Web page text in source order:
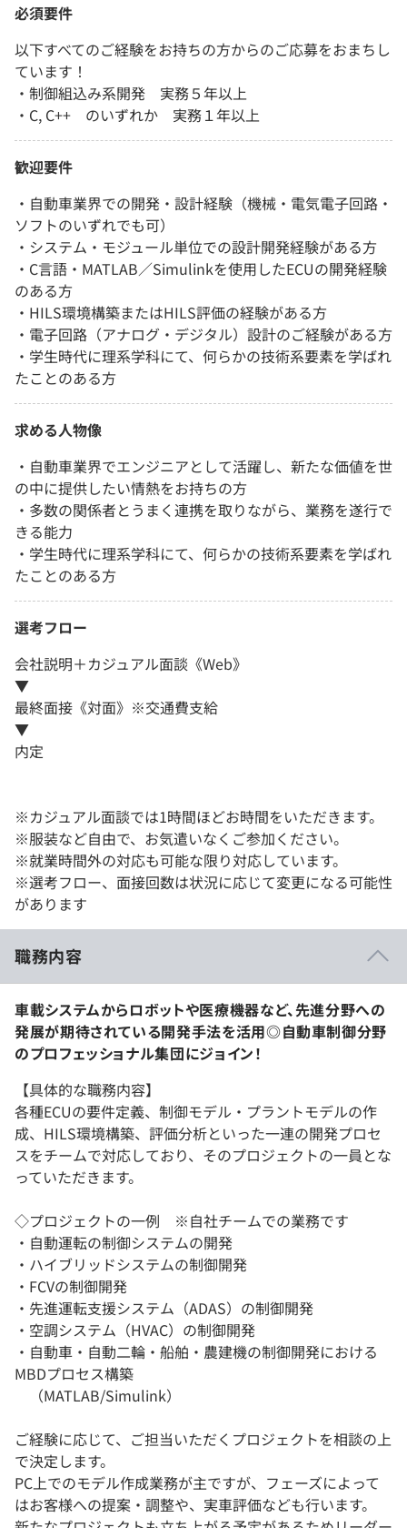
必須要件
以下すべてのご経験をお持ちの方からのご応募をおまちし
ています！
・制御組込み系開発 実務５年以上
・C, C++ のいずれか 実務１年以上
歓迎要件
・自動車業界での開発・設計経験（機械・電気電子回路・
ソフトのいずれでも可）
・システム・モジュール単位での設計開発経験がある方
・C言語・MATLAB／Simulinkを使用したECUの開発経験
のある方
・HILS環境構築またはHILS評価の経験がある方
・電子回路（アナログ・デジタル）設計のご経験がある方
・学生時代に理系学科にて、何らかの技術系要素を学ばれ
たことのある方
求める人物像
・自動車業界でエンジニアとして活躍し、新たな価値を世
の中に提供したい情熱をお持ちの方
・多数の関係者とうまく連携を取りながら、業務を遂行で
きる能力
・学生時代に理系学科にて、何らかの技術系要素を学ばれ
たことのある方
選考フロー
会社説明＋カジュアル面談《Web》
▼
最終面接《対面》※交通費支給
▼
内定
※カジュアル面談では1時間ほどお時間をいただきます。
※服装など自由で、お気遣いなくご参加ください。
※就業時間外の対応も可能な限り対応しています。
※選考フロー、面接回数は状況に応じて変更になる可能性
があります
職務内容
車載システムからロボットや医療機器など、先進分野への
発展が期待されている開発手法を活用◎自動車制御分野
のプロフェッショナル集団にジョイン！
【具体的な職務内容】
各種ECUの要件定義、制御モデル・プラントモデルの作
成、HILS環境構築、評価分析といった一連の開発プロセ
スをチームで対応しており、そのプロジェクトの一員とな
っていただきます。
◇プロジェクトの一例 ※自社チームでの業務です
・自動運転の制御システムの開発
・ハイブリッドシステムの制御開発
・FCVの制御開発
・先進運転支援システム（ADAS）の制御開発
・空調システム（HVAC）の制御開発
・自動車・自動二輪・船舶・農建機の制御開発における
MBDプロセス構築
（MATLAB/Simulink）
ご経験に応じて、ご担当いただくプロジェクトを相談の上
で決定します。
PC上でのモデル作成業務が主ですが、フェーズによって
はお客様への提案・調整や、実車評価なども行います。